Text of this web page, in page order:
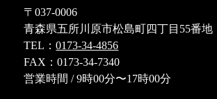
〒037-0006
青森県五所川原市松島町四丁目55番地
TEL：0173-34-4856
FAX：0173-34-7340
営業時間 / 9時00分〜17時00分